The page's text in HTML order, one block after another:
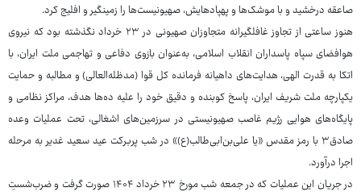
صاعقه درخشید و با موشک‌ها و پهپادهایش، صهیونیست‌ها را زمینگیر و افلیج کرد.
هنوز ساعتی از تجاوز غافلگیرانه متجاوزان صهیونی در ۲۳ خرداد نگذشته بود که نیروی
هوافضای سپاه پاسداران انقلاب اسلامی، به‌عنوان بازوی دفاعی و تهاجمی ملت ایران، با
اتکا به قدرت الهی، هدایت‌های داهیانه فرمانده کل قوا (مدظله‌العالی) و مطالبه و حمایت
یکپارچه ملت شریف ایران، پاسخ کوبنده و دقیق خود را علیه ده‌ها هدف، مراکز نظامی و
پایگاه‌های هوایی رژیم غاصب صهیونیستی در سرزمین‌های اشغالی، تحت عملیات وعده
صادق۳ با رمز مقدس «یا علی‌بن‌ابی‌طالب(ع)» در شب پربرکت عید سعید غدیر به مرحله
اجرا درآورد.
در جریان این عملیات که در جمعه شب مورخ ۲۳ خرداد ۱۴۰۴ صورت گرفت و ضرب‌شستِ